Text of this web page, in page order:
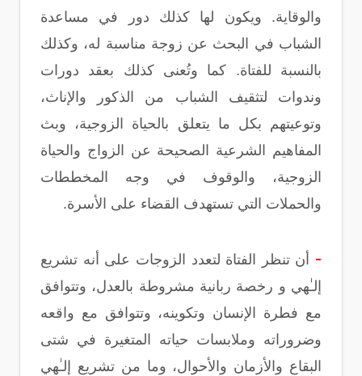
والوقاية. ويكون لها كذلك دور في مساعدة
الشباب في البحث عن زوجة مناسبة له، وكذلك
بالنسبة للفتاة. كما وتُعنى كذلك بعقد دورات
وندوات لتثقيف الشباب من الذكور والإناث،
وتوعيتهم بكل ما يتعلق بالحياة الزوجية، وبث
المفاهيم الشرعية الصحيحة عن الزواج والحياة
الزوجية، والوقوف في وجه المخططات
والحملات التي تستهدف القضاء على الأسرة.
- أن تنظر الفتاة لتعدد الزوجات على أنه تشريع
إلـٰهي و رخصة ربانية مشروطة بالعدل، وتتوافق
مع فطرة الإنسان وتكوينه، وتتوافق مع واقعه
وضروراته وملابسات حياته المتغيرة في شتى
البقاع والأزمان والأحوال، وما من تشريع إلـٰهي